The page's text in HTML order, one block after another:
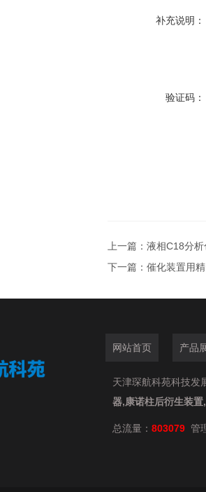
补充说明：
验证码：
上一篇： 液相C18分
下一篇： 催化装置用
网站首页 产品
天津琛航科苑科技发
器,康诺柱后衍生装
总流量： 803079 管